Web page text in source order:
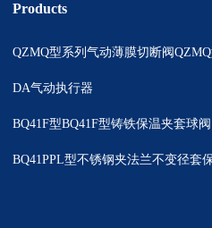
Products
DA气动执行器
BQ41F型BQ41F型铸铁保温夹套球阀